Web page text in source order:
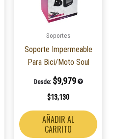
Soportes
Soporte Impermeable
Para Bici/Moto Soul
Desde: $9,979
$13,130
AÑADIR AL
CARRITO